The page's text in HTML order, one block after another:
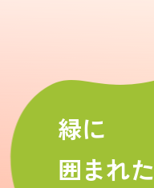
緑に
囲まれた